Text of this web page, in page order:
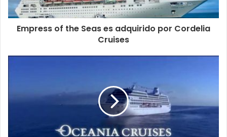
Empress of the Seas es adquirido por Cordelia
Cruises